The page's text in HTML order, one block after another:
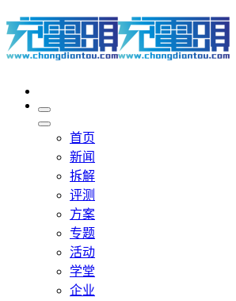
首页
新闻
拆解
评测
方案
专题
活动
学堂
企业